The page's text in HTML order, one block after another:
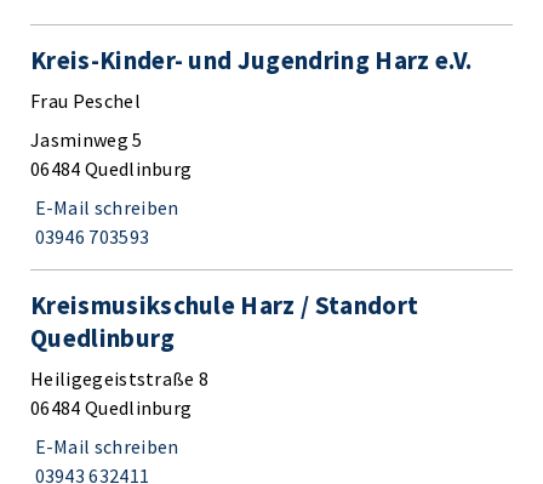
Kreis-Kinder- und Jugendring Harz e.V.
Frau Peschel
Jasminweg 5
06484 Quedlinburg
E-Mail schreiben
03946 703593
Kreismusikschule Harz / Standort
Quedlinburg
Heiligegeiststraße 8
06484 Quedlinburg
E-Mail schreiben
03943 632411